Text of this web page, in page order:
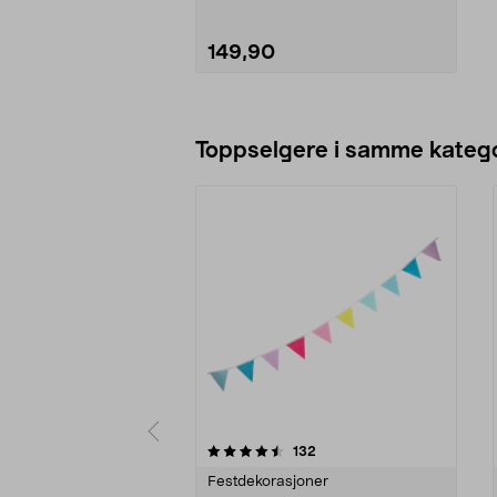
149,90
Toppselgere i samme
132
Festdekorasjoner
4.5 av 5 stjerner